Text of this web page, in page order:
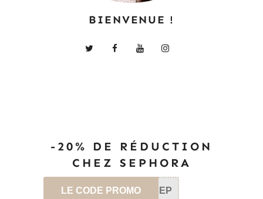
BIENVENUE !
-20% DE RÉDUCTION
CHEZ SEPHORA
LE CODE PROMO SEP